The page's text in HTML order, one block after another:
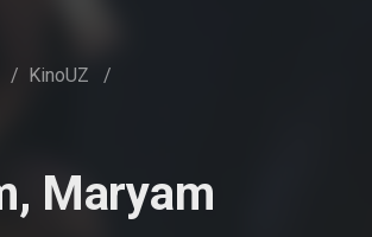
/ KinoUZ /
Maryam